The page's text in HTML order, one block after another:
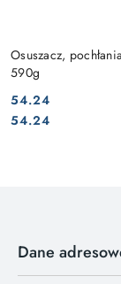
Osuszacz,
590g
Cena:
54.24
Cena:
54.24
Dane